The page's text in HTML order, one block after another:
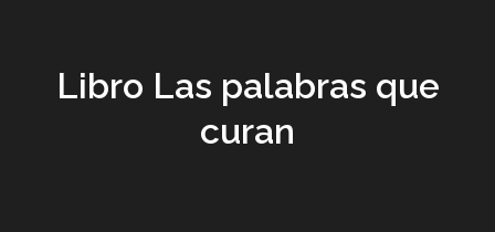
Libro Las palabras que
curan